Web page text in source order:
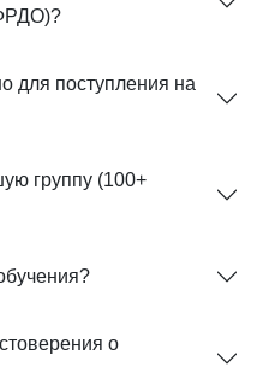
для поступления на
группу (100+
о